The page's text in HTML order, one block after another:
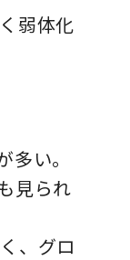
弱体化
い。
見られ
、グロ